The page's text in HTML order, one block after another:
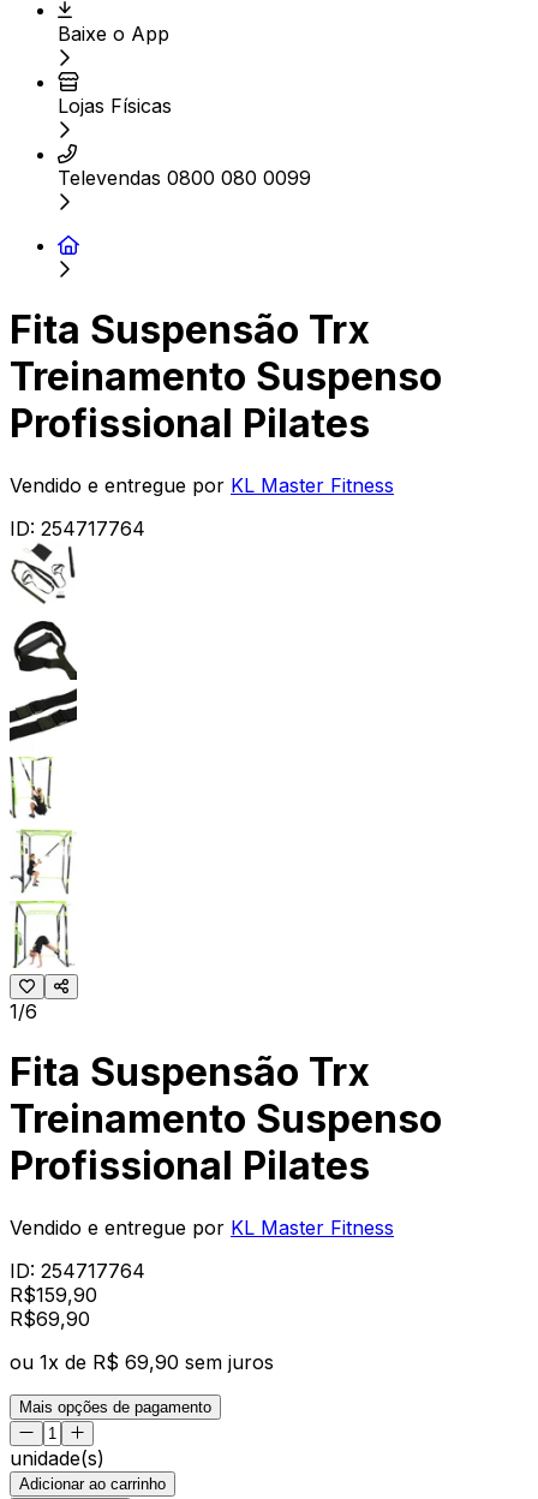
Baixe o App
Lojas Físicas
Televendas 0800 080 0099
Fita Suspensão Trx
Treinamento Suspenso
Profissional Pilates
Vendido e entregue por KL Master Fitness
ID: 254717764
1/6
Fita Suspensão Trx
Treinamento Suspenso
Profissional Pilates
Vendido e entregue por KL Master Fitness
ID: 254717764
R$159,90
R$69,90
ou 1x de R$ 69,90 sem juros
Mais opções de pagamento
unidade(s)
Adicionar ao carrinho